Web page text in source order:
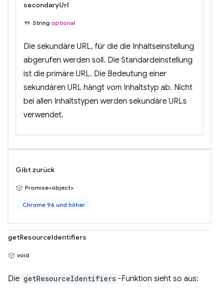
secondaryUrl
String optional
Die sekundäre URL, für die die Inhaltseinstellung
abgerufen werden soll. Die Standardeinstellung
ist die primäre URL. Die Bedeutung einer
sekundären URL hängt vom Inhaltstyp ab. Nicht
bei allen Inhaltstypen werden sekundäre URLs
verwendet.
Gibt zurück
Promise<object>
Chrome 96 und höher
getResourceIdentifiers
void
Die getResourceIdentifiers -Funktion sieht so aus: